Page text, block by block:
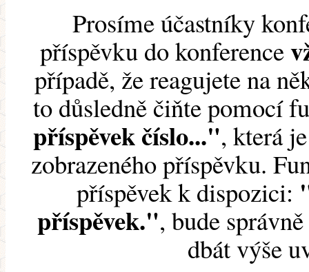
Prosíme účastníky
příspěvku do konference
případě, že reagujete na
to důsledně čiňte pomocí
příspěvek číslo...", která
zobrazeného příspěvku.
příspěvek k dispozici:
příspěvek.", bude
dbát výše